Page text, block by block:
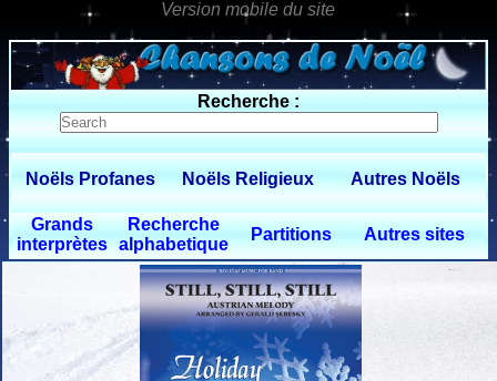
0 $limitbot 1 $limittot 2
Recherche :
Noëls Profanes Noëls Religieux Autres Noëls
Grands
interprètes
Recherche
alphabetique
Partitions Autres sites